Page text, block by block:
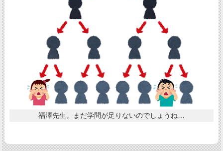
福澤先生。まだ学問が足りないのでしょうね…